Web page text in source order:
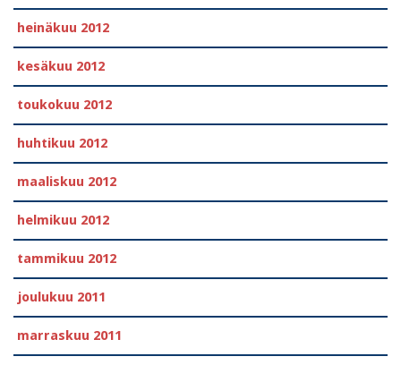
heinäkuu 2012
kesäkuu 2012
toukokuu 2012
huhtikuu 2012
maaliskuu 2012
helmikuu 2012
tammikuu 2012
joulukuu 2011
marraskuu 2011